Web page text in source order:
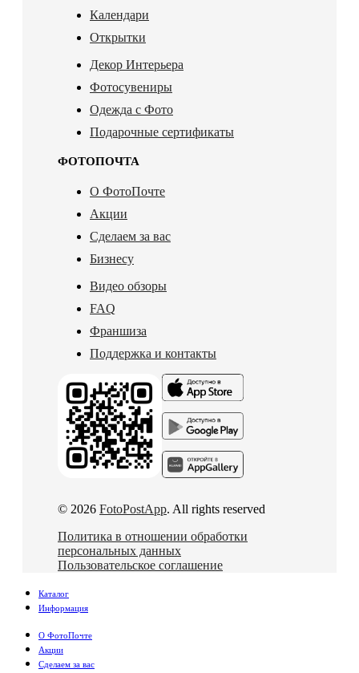
Календари
Открытки
Декор Интерьера
Фотосувениры
Одежда с Фото
Подарочные сертификаты
ФОТОПОЧТА
О ФотоПочте
Акции
Сделаем за вас
Бизнесу
Видео обзоры
FAQ
Франшиза
Поддержка и контакты
© 2026 FotoPostApp. All rights reserved
Политика в отношении обработки
персональных данных
Пользовательское соглашение
Каталог
Информация
О ФотоПочте
Акции
Сделаем за вас